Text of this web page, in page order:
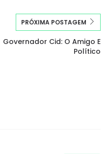
PRÓXIMA POSTAGEM
Governador Cid: O Amigo E
Político